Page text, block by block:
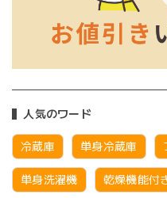
人気のワード
冷蔵庫 単身冷蔵庫
単身洗濯機 乾燥機能付